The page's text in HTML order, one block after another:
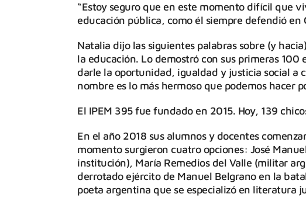
“Estoy seguro que en este momento difícil que
educación pública, como él siempre defendió
Natalia dijo las siguientes palabras sobre (y
la educación. Lo demostró con sus primeras
darle la oportunidad, igualdad y justicia social a
nombre es lo más hermoso que podemos hacer
El IPEM 395 fue fundado en 2015. Hoy, 139
En el año 2018 sus alumnos y docentes
momento surgieron cuatro opciones: José
institución), María Remedios del Valle (militar
derrotado ejército de Manuel Belgrano en la
poeta argentina que se especializó en literatura